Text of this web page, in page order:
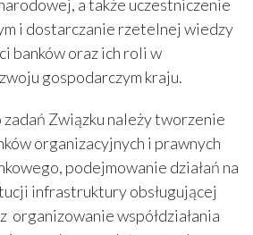
a także uczestniczenie
i dostarczanie rzetelnej wiedzy
banków oraz ich roli w
gospodarczym kraju.
Związku należy tworzenie
organizacyjnych i prawnych
podejmowanie działań na
infrastruktury obsługującej
organizowanie współdziałania